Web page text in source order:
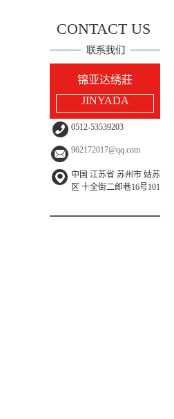
CONTACT US
锦亚达绣莊
JINYADA
0512-53539203
962172017@qq.com
中国 江苏省 苏州市 姑苏
区 十全街二郎巷16号101